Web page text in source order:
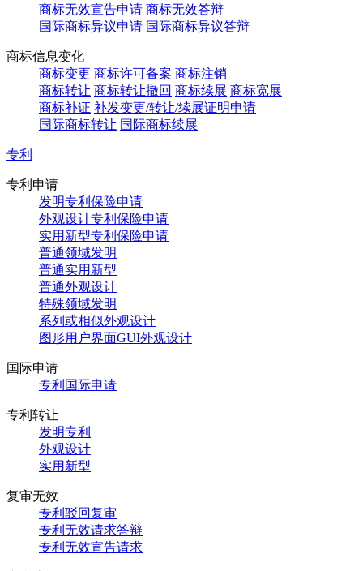
商标无效宣告申请 商标无效答辩
国际商标异议申请 国际商标异议答辩
商标信息变化
商标变更 商标许可备案 商标注销
商标转让 商标转让撤回 商标续展 商标宽展
商标补证 补发变更/转让/续展证明申请
国际商标转让 国际商标续展
专利
专利申请
发明专利保险申请
外观设计专利保险申请
实用新型专利保险申请
普通领域发明
普通实用新型
普通外观设计
特殊领域发明
系列或相似外观设计
图形用户界面GUI外观设计
国际申请
专利国际申请
专利转让
发明专利
外观设计
实用新型
复审无效
专利驳回复审
专利无效请求答辩
专利无效宣告请求